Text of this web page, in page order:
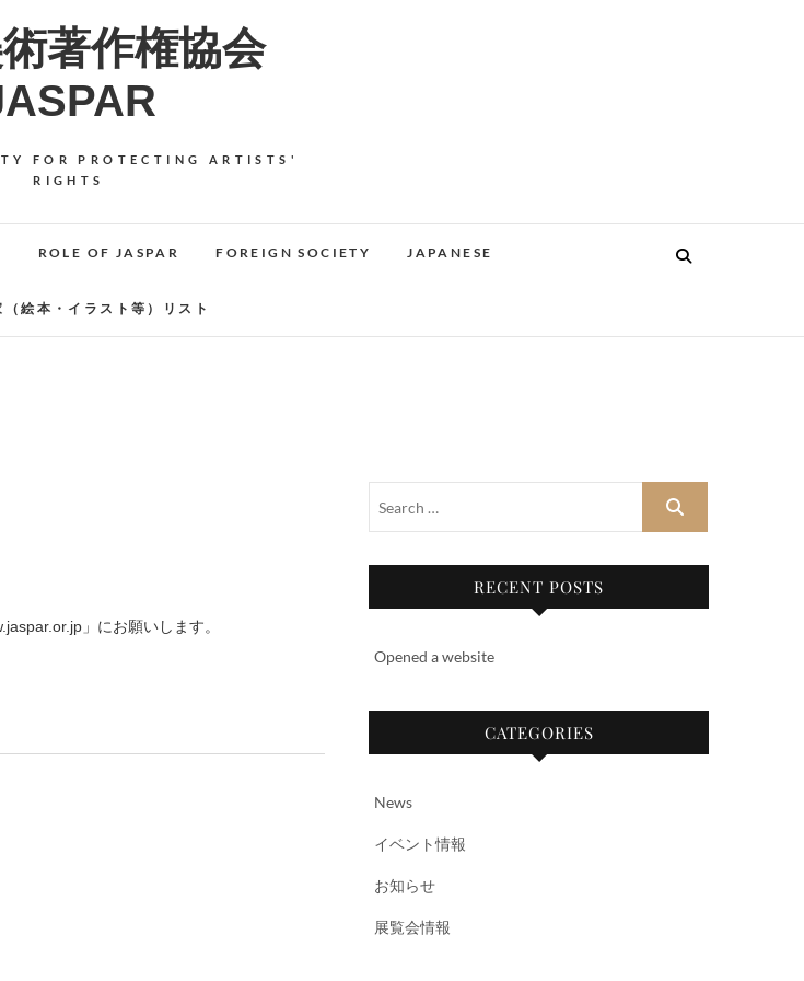
著作権協会
FOR PROTECTING ARTISTS'
RIGHTS
ROLE OF JASPAR FOREIGN SOCIETY JAPANESE
絵本・イラスト等）リスト
」にお願いします。
RECENT POSTS
Opened a website
CATEGORIES
News
イベント情報
お知らせ
展覧会情報